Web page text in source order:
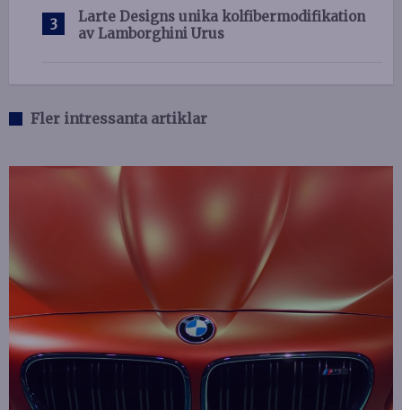
Larte Designs unika kolfibermodifikation
av Lamborghini Urus
Fler intressanta artiklar